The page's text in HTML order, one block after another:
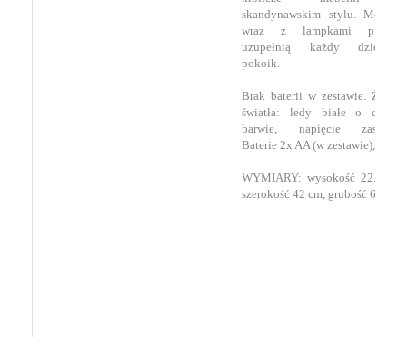
skandynawskim stylu. Mebelki
wraz z lampkami pięknie
uzupełnią każdy dziecięcy
pokoik.
Brak baterii w zestawie. Źródło
światła: ledy białe o ciepłej
barwie, napięcie zasilania
Baterie 2x AA (w zestawie), 3V
WYMIARY: wysokość 22.5 cm,
szerokość 42 cm, grubość 6.5 cm